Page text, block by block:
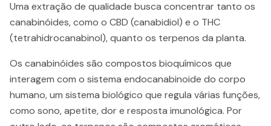
Uma extração de qualidade busca concentrar tanto os
canabinóides, como o CBD (canabidiol) e o THC
(tetrahidrocanabinol), quanto os terpenos da planta.
Os canabinóides são compostos bioquímicos que
interagem com o sistema endocanabinoide do corpo
humano, um sistema biológico que regula várias funções,
como sono, apetite, dor e resposta imunológica. Por